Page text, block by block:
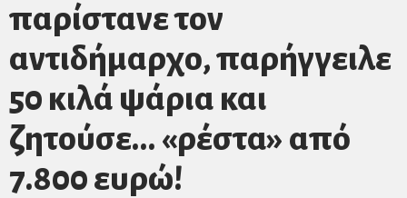
παρίστανε τον
αντιδήμαρχο, παρήγγειλε
50 κιλά ψάρια και
ζητούσε… «ρέστα» από
7.800 ευρώ!